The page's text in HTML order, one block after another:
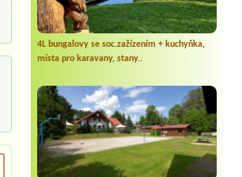
4L bungalovy se soc.zažízením + kuchyňka,
místa pro karavany, stany..